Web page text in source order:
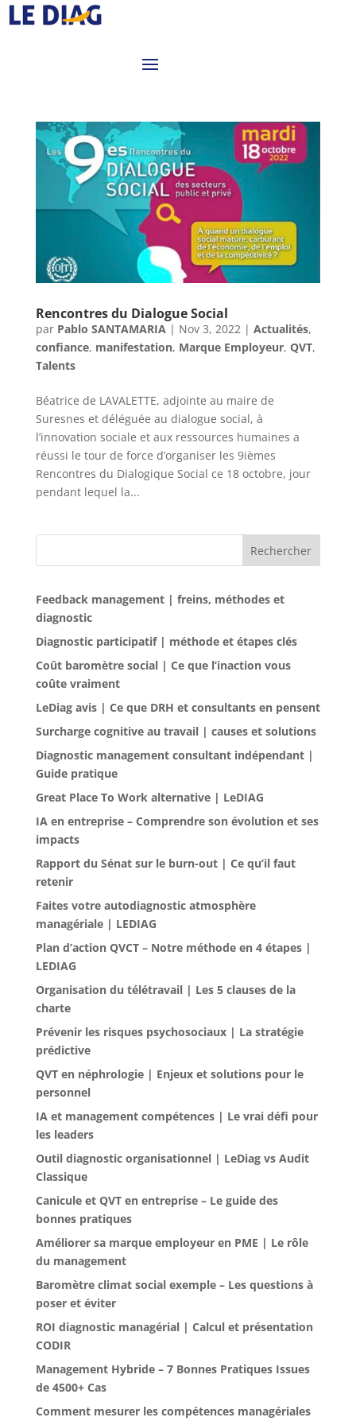
Rencontres du Dialogue Social
par Pablo SANTAMARIA| Nov 3, 2022| Actualités,
confiance, manifestation, Marque Employeur, QVT,
Talents
Béatrice de LAVALETTE, adjointe au maire de
Suresnes et déléguée au dialogue social, à
l’innovation sociale et aux ressources humaines a
réussi le tour de force d’organiser les 9ièmes
Rencontres du Dialogique Social ce 18 octobre, jour
pendant lequel la...
Rechercher
Feedback management | freins, méthodes et
diagnostic
Diagnostic participatif | méthode et étapes clés
Coût baromètre social | Ce que l’inaction vous
coûte vraiment
LeDiag avis | Ce que DRH et consultants en pensent
Surcharge cognitive au travail | causes et solutions
Diagnostic management consultant indépendant |
Guide pratique
Great Place To Work alternative | LeDIAG
IA en entreprise – Comprendre son évolution et ses
impacts
Rapport du Sénat sur le burn-out | Ce qu’il faut
retenir
Faites votre autodiagnostic atmosphère
managériale | LEDIAG
Plan d’action QVCT – Notre méthode en 4 étapes |
LEDIAG
Organisation du télétravail | Les 5 clauses de la
charte
Prévenir les risques psychosociaux | La stratégie
prédictive
QVT en néphrologie | Enjeux et solutions pour le
personnel
IA et management compétences | Le vrai défi pour
les leaders
Outil diagnostic organisationnel | LeDiag vs Audit
Classique
Canicule et QVT en entreprise – Le guide des
bonnes pratiques
Améliorer sa marque employeur en PME | Le rôle
du management
Baromètre climat social exemple – Les questions à
poser et éviter
ROI diagnostic managérial | Calcul et présentation
CODIR
Management Hybride – 7 Bonnes Pratiques Issues
de 4500+ Cas
Comment mesurer les compétences managériales